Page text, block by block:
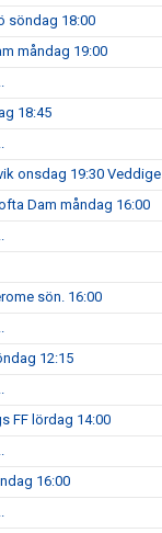
söndag 18:00
måndag 19:00
18:45
onsdag 19:30 Veddige
Dam måndag 16:00
sön. 16:00
12:15
FF lördag 14:00
16:00